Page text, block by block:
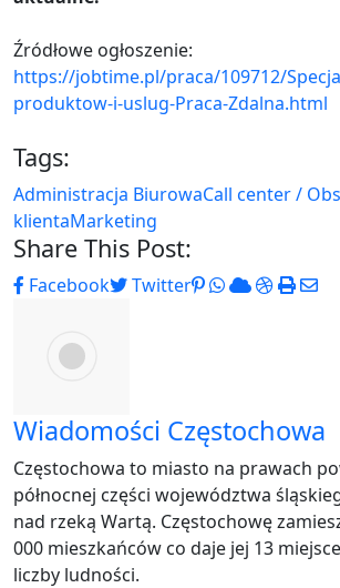
Źródłowe ogłoszenie:
https://jobtime.pl/praca/109712/
produktow-i-uslug-Praca-Zdalna.html
Tags:
Administracja BiurowaCall center /
klientaMarketing
Share This Post:
Facebook Twitter Pinterest
Whatsapp
CloudPrint
Wiadomości Częstochowa
Częstochowa to miasto na prawach
północnej części województwa
nad rzeką Wartą. Częstochowę
000 mieszkańców co daje jej 13
liczby ludności.